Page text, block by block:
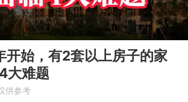
02:26
始，有2套以上房子的家
大难题
供参考